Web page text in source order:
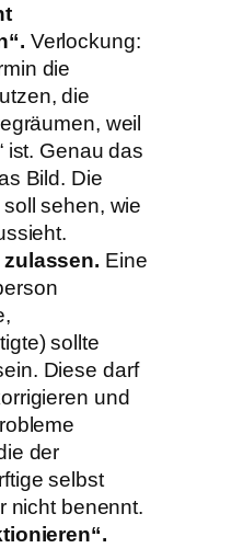
Verlockung:
die
die
weil
ist. Genau das
Bild. Die
sehen, wie
Eine
sollte
Diese darf
und
der
selbst
nicht benennt.